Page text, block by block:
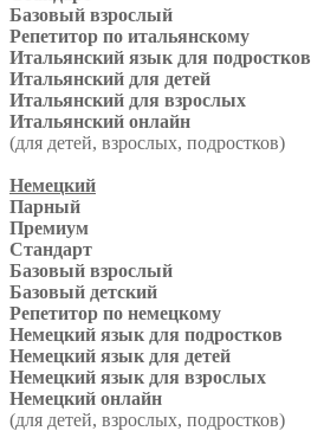
Базовый взрослый
Репетитор по итальянскому
Итальянский язык для подростков
Итальянский для детей
Итальянский для взрослых
Итальянский онлайн
(для детей, взрослых, подростков)
Немецкий
Парный
Премиум
Стандарт
Базовый взрослый
Базовый детский
Репетитор по немецкому
Немецкий язык для подростков
Немецкий язык для детей
Немецкий язык для взрослых
Немецкий онлайн
(для детей, взрослых, подростков)